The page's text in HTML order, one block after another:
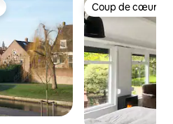
Coup de cœur
Coup de cœur